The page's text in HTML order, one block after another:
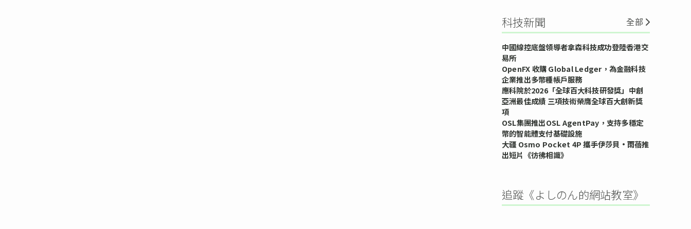
科技新聞 全部
中國線控底盤領導者拿森科技成功登陸香港交
易所
OpenFX 收購 Global Ledger，為金融科技
企業推出多幣種帳戶服務
應科院於2026「全球百大科技研發獎」中創
亞洲最佳成績 三項技術榮膺全球百大創新獎
項
OSL集團推出OSL AgentPay，支持多穩定
幣的智能體支付基礎設施
大疆 Osmo Pocket 4P 攜手伊莎貝•雨蓓推
出短片《彷彿相識》
追蹤《よしのん的網站教室》